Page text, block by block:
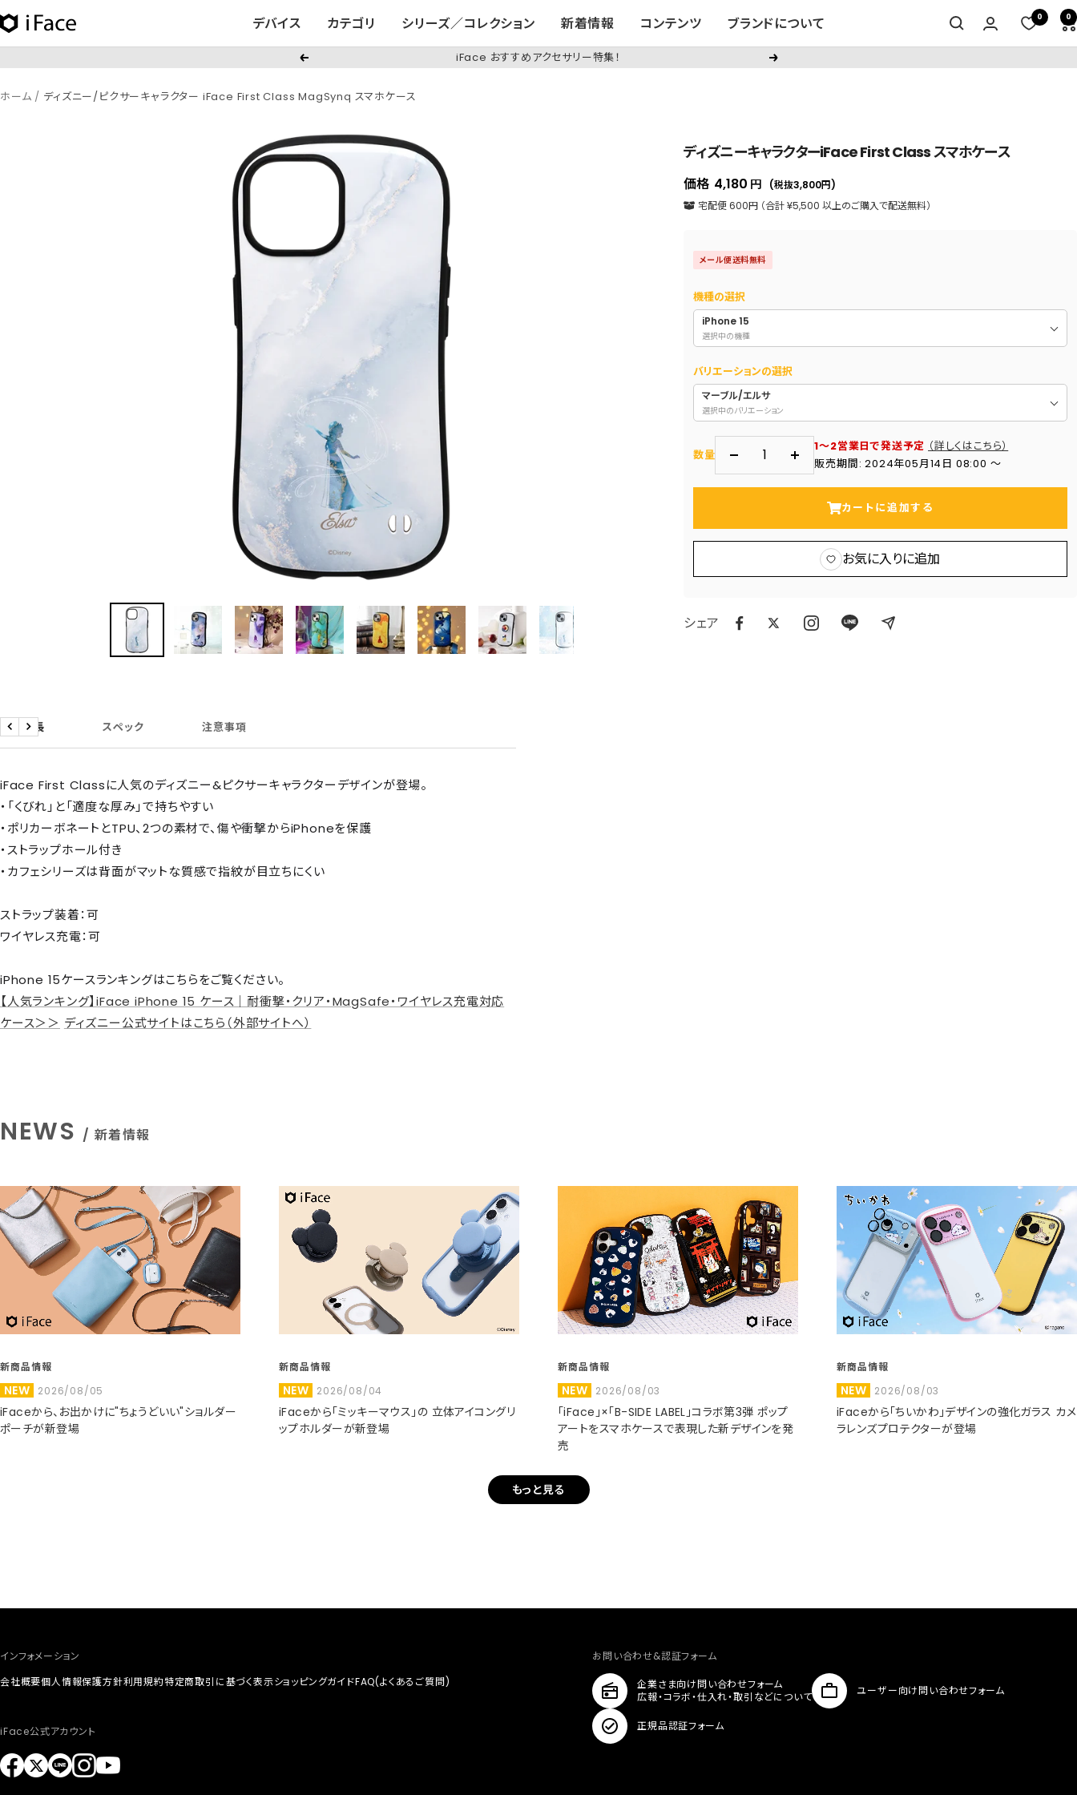
コ
ン
ツ
デバイス カテゴリ シリーズ／コレクション 新着情報 コンテンツ ブランドについて
iFace
日
本
公
0 0
戻
iFace おすすめアクセサリー特集！
次
ホーム ディズニー/ピクサーキャラクター iFace First Class MagSynq スマホケース
ディズニーキャラクターiFace First Class スマホケース
価格 セ
ー
価
格
4,180 円 (税抜3,800円)
宅配便 600円 （合計 ¥5,500 以上のご購入で配送無料）
メール便送料無料
機種の選択
iPhone 15
選択中の機種
バリエーションの選択
マーブル/エルサ
選択中のバリエーション
数量
量
減
す
数
量
増
す
1～2営業日で発送予定 （詳しくはこちら）
販売期間: 2024年05月14日 08:00 〜
カートに追加する
お気に入りに追加
シェア
商品特長 スペック 注意事項
戻 次
iFace First Classに人気のディズニー&ピクサーキャラクターデザインが登場。
・「くびれ」と「適度な厚み」で持ちやすい
・ポリカーボネートとTPU、2つの素材で、傷や衝撃からiPhoneを保護
・ストラップホール付き
・カフェシリーズは背面がマットな質感で指紋が目立ちにくい
ストラップ装着：可
ワイヤレス充電：可
iPhone 15ケースランキングはこちらをご覧ください。
【人気ランキング】iFace iPhone 15 ケース｜耐衝撃・クリア・MagSafe・ワイヤレス充電対応
ケース＞＞ ディズニー公式サイトはこちら（外部サイトへ）
NEWS / 新着情報
新商品情報
NEW 2026/08/05
iFaceから、お出かけに"ちょうどいい"ショルダー
ポーチが新登場
新商品情報
NEW 2026/08/04
iFaceから「ミッキーマウス」の 立体アイコングリ
ップホルダーが新登場
新商品情報
NEW 2026/08/03
「iFace」×「B-SIDE LABEL」コラボ第3弾 ポップ
アートをスマホケースで表現した新デザインを発
売
新商品情報
NEW 2026/08/03
iFaceから「ちいかわ」デザインの強化ガラス カメ
ラレンズプロテクターが登場
もっと見る
インフォメーション
会社概要個人情報保護方針利用規約特定商取引に基づく表示ショッピングガイドFAQ(よくあるご質問)
iFace公式アカウント
お問い合わせ&認証フォーム
企業さま向け問い合わせフォーム
広報・コラボ・仕入れ・取引などについて
ユーザー向け問い合わせフォーム
正規品認証フォーム